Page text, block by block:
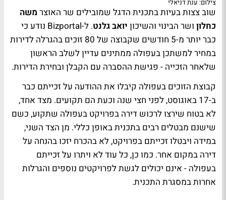
צילום: ענת דניאלי
שוב צצות בעיות בתכנית הדגל שמובילים שר האוצר משה
כחלון ושר הבינוי והשיכון יואב גלנט. ל-Bizportal נודע כי
כבר יותר מ-5 חודשים שקבוצה של 80 זוכים בהגרלה לדירות
במחיר למשתכן בעפולה ממתינים עדיין לשלב הראשון
שלאחר הזכייה - פגישת ההסברה עם הקבלן ובחירת הדירות.
קבוצת הזוכים בעפולה קיבלו את ההודעה על זכייתם כבר
ב-17 באוגוסט, לפני חצי שנה וכעת הם תקועים. מצד אחד,
לא בטוח שירצו לרכוש דירה בפרויקט בעפולה שתקוע, כשם
שישנם מבטלים רבים בתכנית באופן כללי. מן הצד השני,
במידה ויבטלו זכייתם בפרויקט, לא בהכרח יזכו בהנחה על
דירה במקום אחר. כמו כן, כל עוד לא ויתרו על זכייתם
בעפולה - אינם יכולים לגשת לפרויקטים נוספים והגרלות
אחרות במסגרת התכנית.